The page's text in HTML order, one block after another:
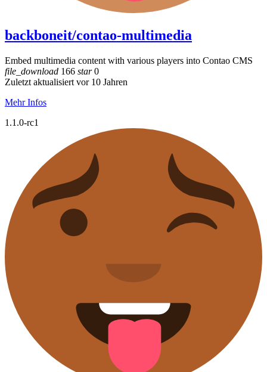
backboneit/contao-multimedia
Embed multimedia content with various players into Contao CMS
file_download 166 star0
Zuletzt aktualisiert vor 10 Jahren
Mehr Infos
1.1.0-rc1